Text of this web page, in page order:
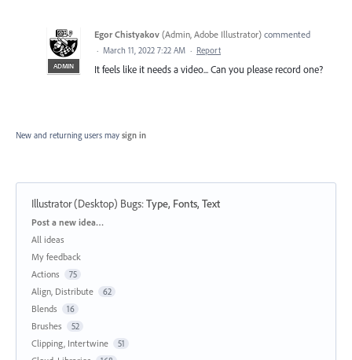
ADMIN
Egor Chistyakov (Admin, Adobe Illustrator) commented
· March 11, 2022 7:22 AM · Report
It feels like it needs a video... Can you please record one?
New and returning users may sign in
Illustrator (Desktop) Bugs:Type, Fonts, Text
Categories
Post a new idea…
All ideas
My feedback
Actions
75
Align, Distribute 62
Blends 16
Brushes 52
Clipping, Intertwine 51